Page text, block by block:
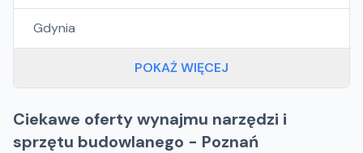
Gdynia
POKAŻ WIĘCEJ
Ciekawe oferty wynajmu narzędzi i
sprzętu budowlanego - Poznań